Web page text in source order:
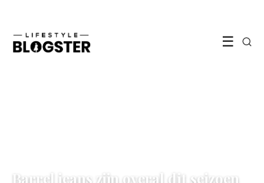
☰
Barrel jeans zijn overal dit seizoen